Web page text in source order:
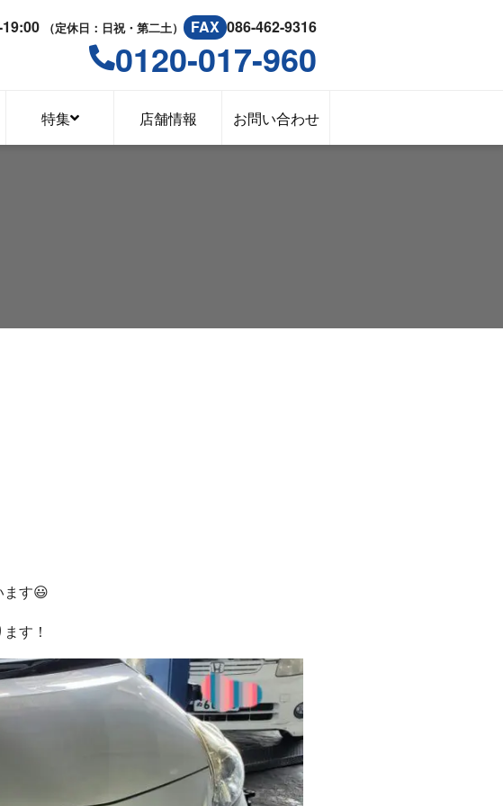
（定休日：日祝・第二土） FAX 086-462-9316
0120-017-960
特集 店舗情報 お問い合わせ
ます😃
す！